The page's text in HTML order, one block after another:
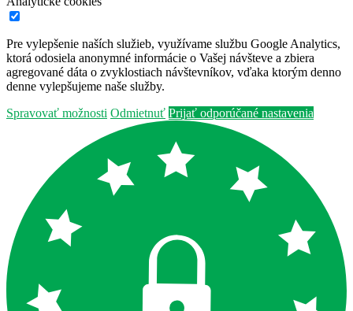
Pre vylepšenie naších služieb, využívame službu Google Analytics,
ktorá odosiela anonymné informácie o Vašej návšteve a zbiera
agregované dáta o zvyklostiach návštevníkov, vďaka ktorým denno
denne vylepšujeme naše služby.
Spravovať možnosti Odmietnuť Prijať odporúčané nastavenia